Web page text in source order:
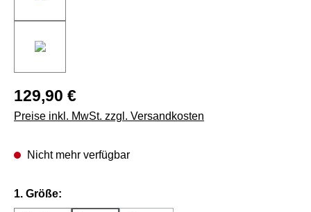
129,90 €
Preise inkl. MwSt. zzgl. Versandkosten
Nicht mehr verfügbar
1. Größe: